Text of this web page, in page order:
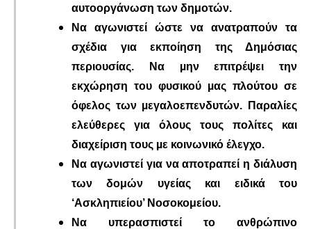
αυτοοργάνωση των δημοτών.
Να αγωνιστεί ώστε να ανατραπούν τα
σχέδια για εκποίηση της Δημόσιας
περιουσίας. Να µην επιτρέψει την
εκχώρηση του φυσικού µας πλούτου σε
όφελος των µεγαλοεπενδυτών. Παραλίες
ελεύθερες για όλους τους πολίτες και
διαχείριση τους µε κοινωνικό έλεγχο.
Να αγωνιστεί για να αποτραπεί η διάλυση
των δομών υγείας και ειδικά του
‘Ασκληπιείου’ Νοσοκομείου.
Να υπερασπιστεί το ανθρώπινο